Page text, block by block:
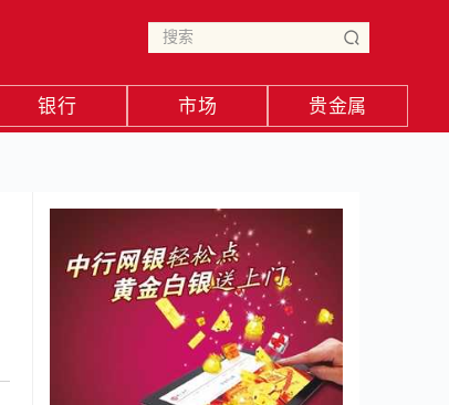
银行 市场 贵金属